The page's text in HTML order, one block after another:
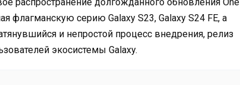
флагманскую серию Galaxy S23, Galaxy S24 FE, а
и непростой процесс внедрения, релиз
экосистемы Galaxy.